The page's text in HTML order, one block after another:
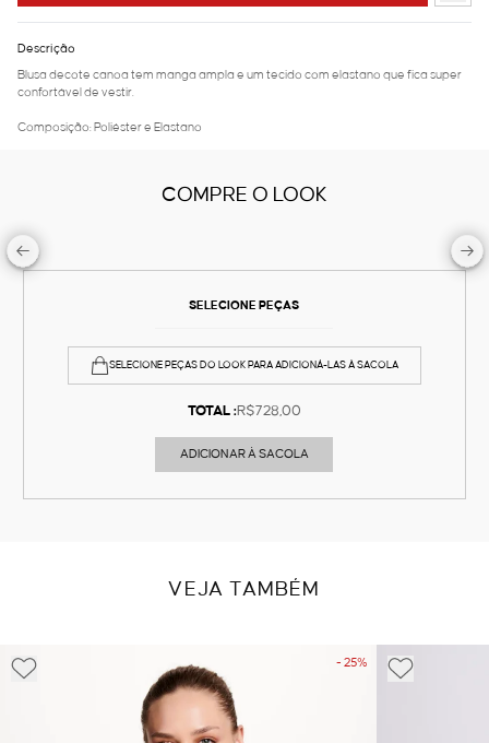
Descrição
Blusa decote canoa tem manga ampla e um tecido com elastano que fica super
confortável de vestir.
Composição: Poliéster e Elastano
COMPRE O LOOK
SELECIONE PEÇAS
SELECIONE PEÇAS DO LOOK PARA ADICIONÁ-LAS À SACOLA
TOTAL :R$728,00
ADICIONAR À SACOLA
VEJA TAMBÉM
- 25%